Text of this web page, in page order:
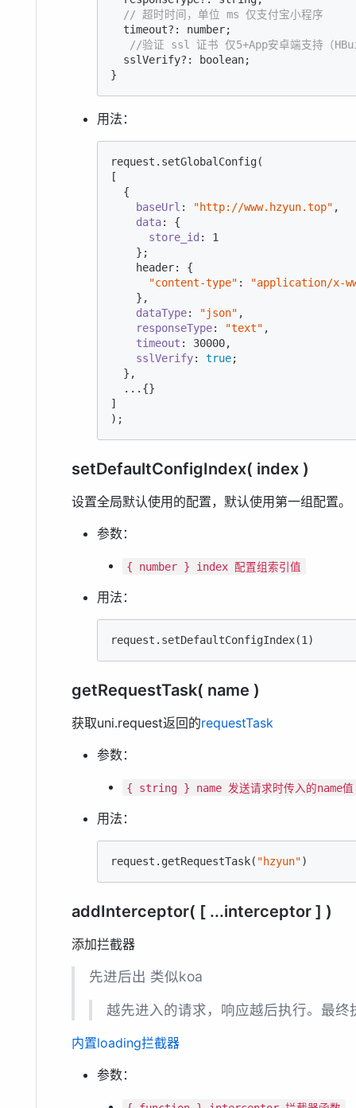
// 超时时间，单位 ms 仅支付宝小程序
  timeout?: number;
//验证 ssl 证书 仅5+App安卓端支持（
  sslVerify?: boolean;
}
用法：
request.setGlobalConfig(
[
  {
baseUrl : "http://www.hzyun.top" ,
data: {
store_id : 1
    };
    header: {
"content-type" :
"application/x-
    },
dataType: "json" ,
responseType: "text" ,
timeout : 30000,
sslVerify: true;
  },
  ...{}
]
);
setDefaultConfigIndex( index )
设置全局默认使用的配置，默认使用第一组配置。
参数：
{ number } index 配置组索引值
用法：
request.setDefaultConfigIndex(1)
getRequestTask( name )
获取uni.request返回的requestTask
参数：
{ string } name 发送请求时传入的name值
用法：
request.getRequestTask( "hzyun")
addInterceptor( [ ...interceptor ] )
添加拦截器
先进后出 类似koa
越先进入的请求，响应越后执行。最终
内置loading拦截器
参数：